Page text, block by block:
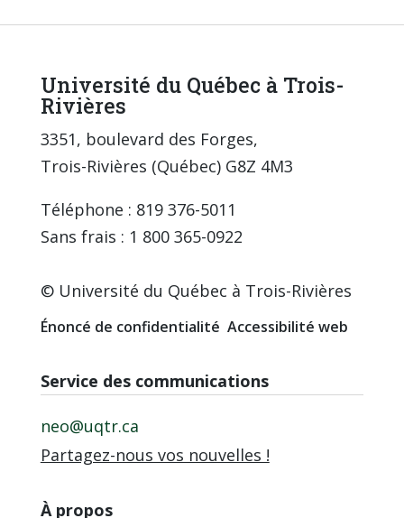
Université du Québec à Trois-
Rivières
3351, boulevard des Forges,
Trois-Rivières (Québec) G8Z 4M3
Téléphone : 819 376-5011
Sans frais : 1 800 365-0922
© Université du Québec à Trois-Rivières
Énoncé de confidentialité Accessibilité web
Service des communications
neo@uqtr.ca
Partagez-nous vos nouvelles !
À propos